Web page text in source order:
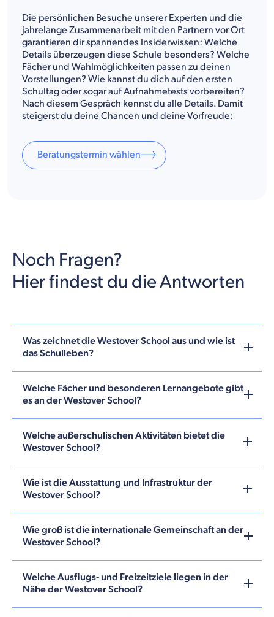
Die persönlichen Besuche unserer Experten und die
jahrelange Zusammenarbeit mit den Partnern vor Ort
garantieren dir spannendes Insiderwissen: Welche
Details überzeugen diese Schule besonders? Welche
Fächer und Wahlmöglichkeiten passen zu deinen
Vorstellungen? Wie kannst du dich auf den ersten
Schultag oder sogar auf Aufnahmetests vorbereiten?
Nach diesem Gespräch kennst du alle Details. Damit
steigerst du deine Chancen und deine Vorfreude:
Beratungstermin wählen
Noch Fragen?
Hier findest du die Antworten
Was zeichnet die Westover School aus und wie ist
das Schulleben?
Welche Fächer und besonderen Lernangebote gibt
es an der Westover School?
Welche außerschulischen Aktivitäten bietet die
Westover School?
Wie ist die Ausstattung und Infrastruktur der
Westover School?
Wie groß ist die internationale Gemeinschaft an der
Westover School?
Welche Ausflugs- und Freizeitziele liegen in der
Nähe der Westover School?